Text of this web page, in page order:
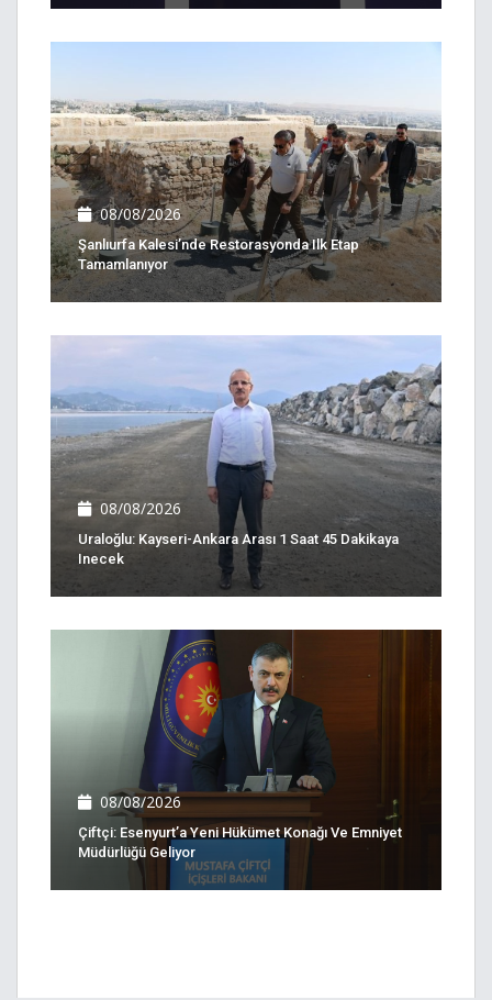
08/08/2026
Şanlıurfa Kalesi’nde Restorasyonda Ilk Etap
Tamamlanıyor
08/08/2026
Uraloğlu: Kayseri-Ankara Arası 1 Saat 45 Dakikaya
Inecek
08/08/2026
Çiftçi: Esenyurt’a Yeni Hükümet Konağı Ve Emniyet
Müdürlüğü Geliyor